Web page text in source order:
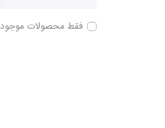
فقط محصولات موجود